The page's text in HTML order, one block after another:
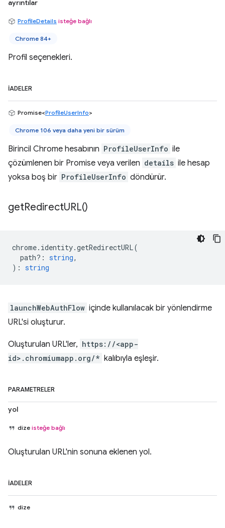
ayrıntılar
ProfileDetails isteğe bağlı
Chrome 84+
Profil seçenekleri.
İADELER
Promise<ProfileUserInfo>
Chrome 106 veya daha yeni bir sürüm
Birincil Chrome hesabının ProfileUserInfo ile
çözümlenen bir Promise veya verilen details ile hesap
yoksa boş bir ProfileUserInfo döndürür.
getRedirectURL()
chrome. identity.getRedirectURL(
path? : string,
) : string
launchWebAuthFlow içinde kullanılacak bir yönlendirme
URL'si oluşturur.
Oluşturulan URL'ler, https://<app-
id>.chromiumapp.org/* kalıbıyla eşleşir.
PARAMETRELER
yol
dize isteğe bağlı
Oluşturulan URL'nin sonuna eklenen yol.
İADELER
dize